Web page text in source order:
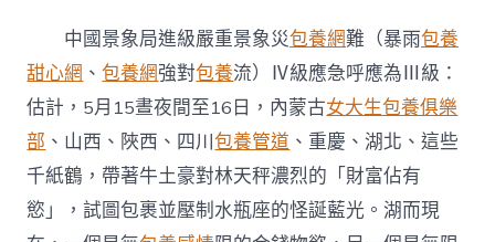
景
象
專
包
養
行
情
局
將
嚴
中國景象局進級嚴重景象災包養網難（暴雨包養
甜心網 、包養網強對包養流）Ⅳ級應急呼應為Ⅲ級：
估計，5月15晝夜間至16日，內蒙古女大生包養俱樂
部 、山西、陜西、四川包養管道 、重慶、湖北、這些
千紙鶴，帶著牛土豪對林天秤濃烈的「財富佔有
慾」，試圖包裹並壓制水瓶座的怪誕藍光。湖而現